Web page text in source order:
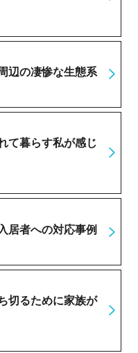
辺の凄惨な生態系
て暮らす私が感じ
居者への対応事例
切るために家族が